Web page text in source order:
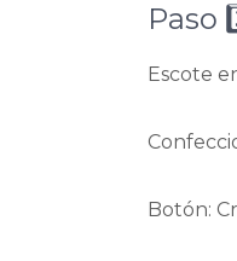
Paso
Escote
Botón: